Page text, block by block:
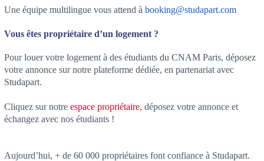
Une équipe multilingue vous attend à booking@studapart.com
Vous êtes propriétaire d’un logement ?
Pour louer votre logement à des étudiants du CNAM Paris, déposez
votre annonce sur notre plateforme dédiée, en partenariat avec
Studapart.
Cliquez sur notreespace propriétaire, déposez votre annonce et
échangez avec nos étudiants !
Aujourd’hui, + de 60 000 propriétaires font confiance à Studapart.